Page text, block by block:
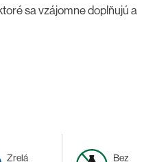
sa vzájomne doplňujú a
stavu kostí.
dôležitých minerálnych
zdrojov, vrátane Sango
Zrelá
Bez